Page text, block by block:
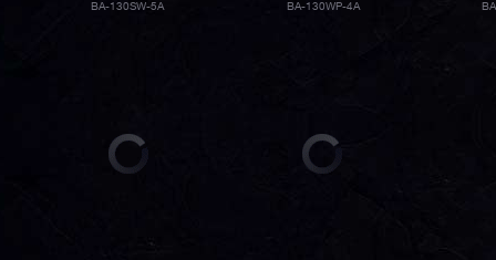
BA-130SW-5A BA-130WP-4A